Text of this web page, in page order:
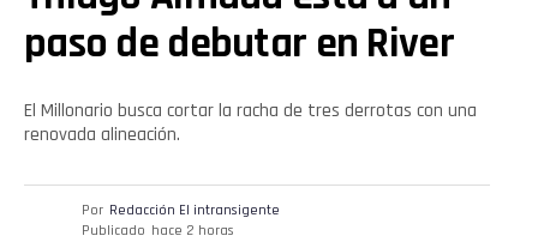
paso de debutar en River
El Millonario busca cortar la racha de tres derrotas con una
renovada alineación.
Por Redacción El intransigente
Publicado hace 2 horas